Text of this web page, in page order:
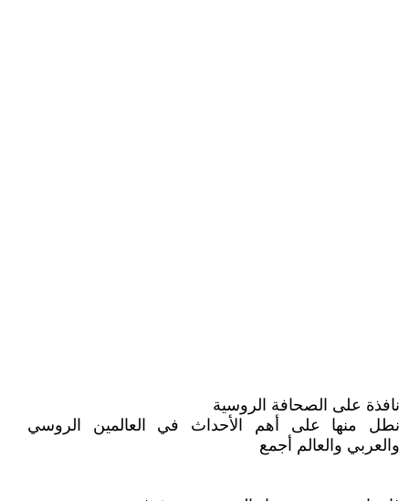
نافذة على الصحافة الروسية
نطل منها على أهم الأحداث في العالمين الروسي
والعربي والعالم أجمع